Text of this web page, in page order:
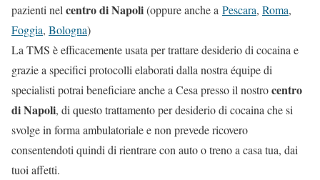
pazienti nel centro di Napoli(oppure anche a Pescara, Roma,
Foggia, Bologna)
La TMS è efficacemente usata per trattare desiderio di cocaina e
grazie a specifici protocolli elaborati dalla nostra équipe di
specialisti potrai beneficiare anche a Cesa presso il nostrocentro
di Napoli, di questo trattamento per desiderio di cocaina che si
svolge in forma ambulatoriale e non prevede ricovero
consentendoti quindi di rientrare con auto o treno a casa tua, dai
tuoi affetti.